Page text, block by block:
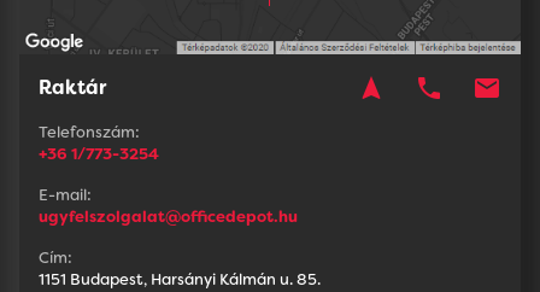
Raktár navigation phone mail
Telefonszám:
+36 1/773-3254
E-mail:
ugyfelszolgalat@officedepot.hu
Cím:
1151 Budapest, Harsányi Kálmán u. 85.